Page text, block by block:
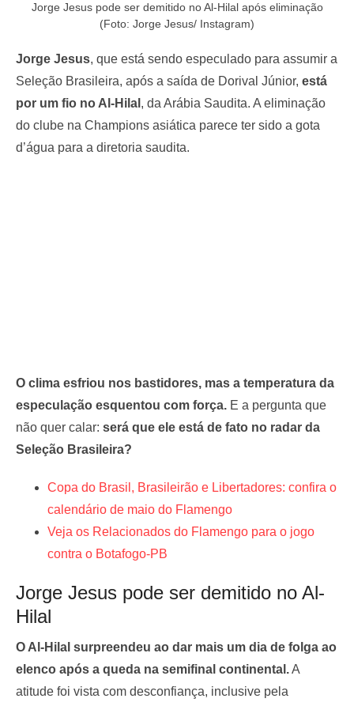
Jorge Jesus pode ser demitido no Al-Hilal após eliminação
(Foto: Jorge Jesus/ Instagram)
Jorge Jesus, que está sendo especulado para assumir a
Seleção Brasileira, após a saída de Dorival Júnior, está
por um fio no Al-Hilal , da Arábia Saudita. A eliminação
do clube na Champions asiática parece ter sido a gota
d’água para a diretoria saudita.
O clima esfriou nos bastidores, mas a temperatura da
especulação esquentou com força. E a pergunta que
não quer calar: será que ele está de fato no radar da
Seleção Brasileira?
Copa do Brasil, Brasileirão e Libertadores: confira o
calendário de maio do Flamengo
Veja os Relacionados do Flamengo para o jogo
contra o Botafogo-PB
Jorge Jesus pode ser demitido no Al-
Hilal
O Al-Hilal surpreendeu ao dar mais um dia de folga ao
elenco após a queda na semifinal continental.A
atitude foi vista com desconfiança, inclusive pela